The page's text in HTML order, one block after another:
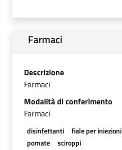
Farmaci
Descrizione
Farmaci
Modalità di conferimento
Farmaci
disinfettanti fiale per iniezioni
pomate
sciroppi